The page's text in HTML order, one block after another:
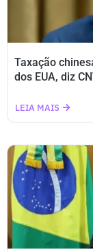
Taxação
dos EUA, diz
LEIA MAIS